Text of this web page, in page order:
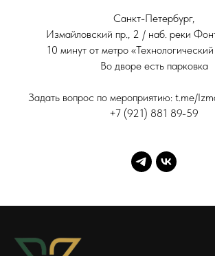
Санкт-Петербург,
Измайловский пр., 2 / наб. реки
10 минут от метро «Технологический
Во дворе есть парковка
Задать вопрос по мероприятию: t.me/
+7 (921) 881 89-59